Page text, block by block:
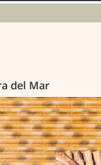
del Mar